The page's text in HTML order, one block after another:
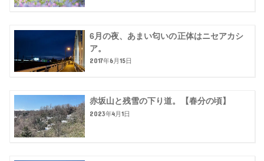
6月の夜、あまい匂いの正体はニセアカシ
ア。
2017年6月15日
赤坂山と残雪の下り道。【春分の頃】
2023年4月1日